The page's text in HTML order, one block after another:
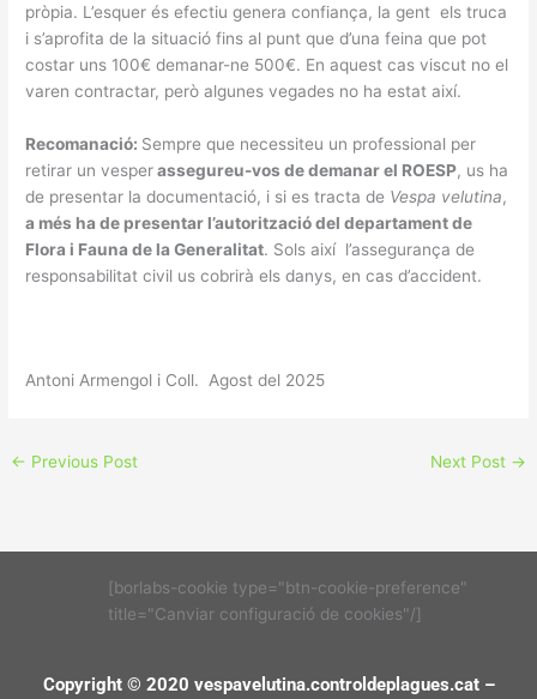
pròpia. L’esquer és efectiu genera confiança, la gent els truca
i s’aprofita de la situació fins al punt que d’una feina que pot
costar uns 100€ demanar-ne 500€. En aquest cas viscut no el
varen contractar, però algunes vegades no ha estat així.
Recomanació: Sempre que necessiteu un professional per
retirar un vesperassegureu-vos de demanar el ROESP, us ha
de presentar la documentació, i si es tracta de Vespa velutina,
a més ha de presentar l’autorització del departament de
Flora i Fauna de la Generalitat. Sols així l’assegurança de
responsabilitat civil us cobrirà els danys, en cas d’accident.
Antoni Armengol i Coll. Agost del 2025
← Previous Post Next Post →
[borlabs-cookie type="btn-cookie-preference"
title="Canviar configuració de cookies"/]
Copyright © 2020 vespavelutina.controldeplagues.cat –